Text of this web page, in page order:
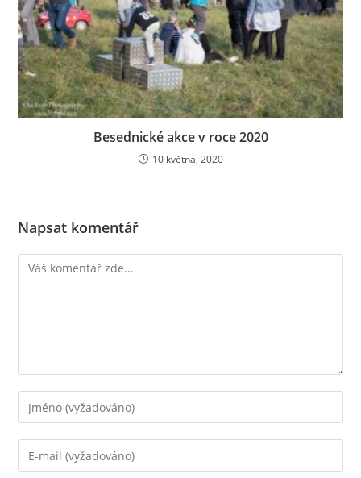
Besednické akce v roce 2020
10 května, 2020
Napsat komentář
Komentář
Chcete-
li
přidat
komentář,
Chcete-
li